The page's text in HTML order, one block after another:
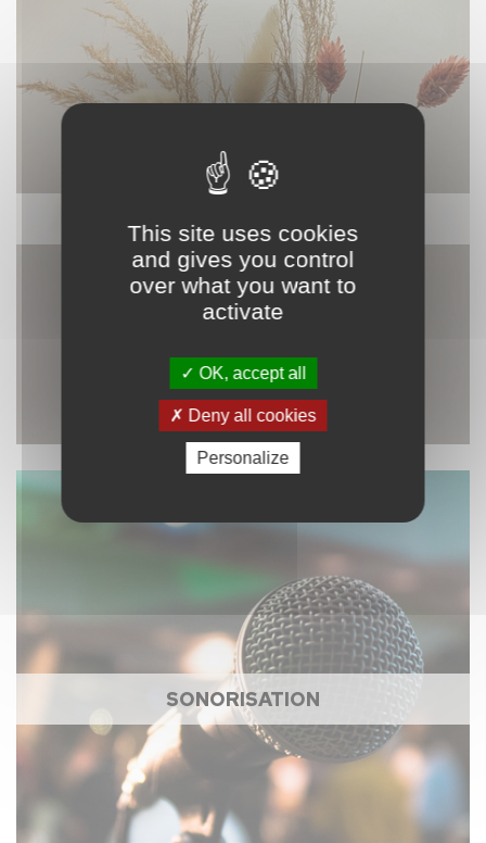
DÉCORATION
SONORISATION
This site uses cookies
and gives you control
over what you want to
activate
OK, accept all
Deny all cookies
Personalize